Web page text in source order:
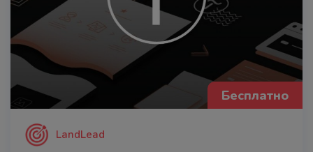
Бесплатно
LandLead